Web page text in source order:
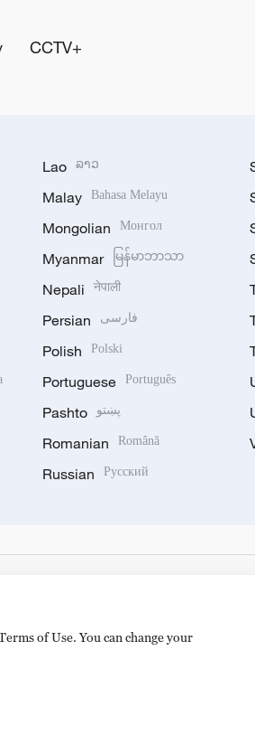
CCTV+
Lao ລາວ
Malay Bahasa Melayu
Mongolian Монгол
Myanmar မြန်မာဘာသာ
Nepali नेपाली
Persian فارسی
Polish Polski
Portuguese Português
Pashto پښتو
Romanian Română
Russian Русский
100040
of Use. You can change your